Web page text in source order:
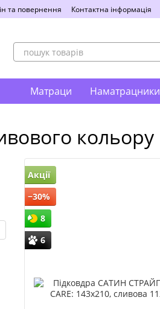
та повернення Контактна інформація
Матраци Наматрацники
кольору
Акції
−30%
8
6